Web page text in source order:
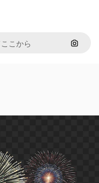
画像で